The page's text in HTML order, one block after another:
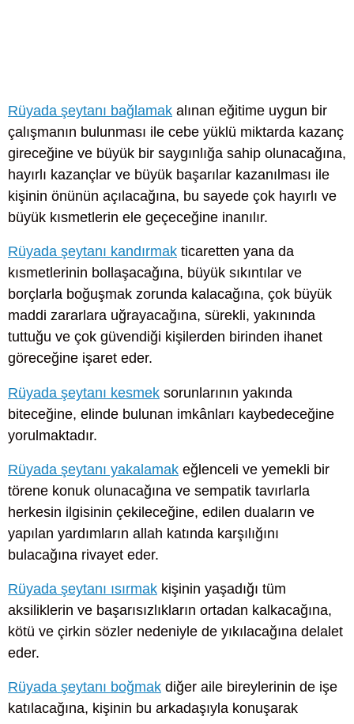
Rüyada şeytanı bağlamak alınan eğitime uygun bir
çalışmanın bulunması ile cebe yüklü miktarda kazanç
gireceğine ve büyük bir saygınlığa sahip olunacağına,
hayırlı kazançlar ve büyük başarılar kazanılması ile
kişinin önünün açılacağına, bu sayede çok hayırlı ve
büyük kısmetlerin ele geçeceğine inanılır.
Rüyada şeytanı kandırmak ticaretten yana da
kısmetlerinin bollaşacağına, büyük sıkıntılar ve
borçlarla boğuşmak zorunda kalacağına, çok büyük
maddi zararlara uğrayacağına, sürekli, yakınında
tuttuğu ve çok güvendiği kişilerden birinden ihanet
göreceğine işaret eder.
Rüyada şeytanı kesmek sorunlarının yakında
biteceğine, elinde bulunan imkânları kaybedeceğine
yorulmaktadır.
Rüyada şeytanı yakalamak eğlenceli ve yemekli bir
törene konuk olunacağına ve sempatik tavırlarla
herkesin ilgisinin çekileceğine, edilen duaların ve
yapılan yardımların allah katında karşılığını
bulacağına rivayet eder.
Rüyada şeytanı ısırmak kişinin yaşadığı tüm
aksiliklerin ve başarısızlıkların ortadan kalkacağına,
kötü ve çirkin sözler nedeniyle de yıkılacağına delalet
eder.
Rüyada şeytanı boğmak diğer aile bireylerinin de işe
katılacağına, kişinin bu arkadaşıyla konuşarak